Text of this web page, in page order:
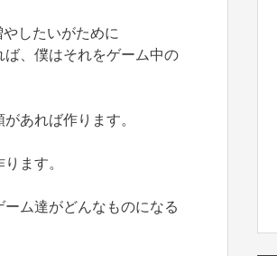
したいがために
、僕はそれをゲーム中の
あれば作ります。
ます。
ム達がどんなものになる